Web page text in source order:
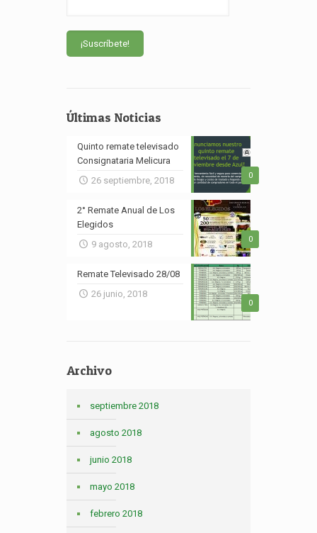
Últimas Noticias
0
Quinto remate televisado
Consignataria Melicura
26 septiembre, 2018
0
2° Remate Anual de Los
Elegidos
9 agosto, 2018
0
Remate Televisado 28/08
26 junio, 2018
Archivo
septiembre 2018
agosto 2018
junio 2018
mayo 2018
febrero 2018